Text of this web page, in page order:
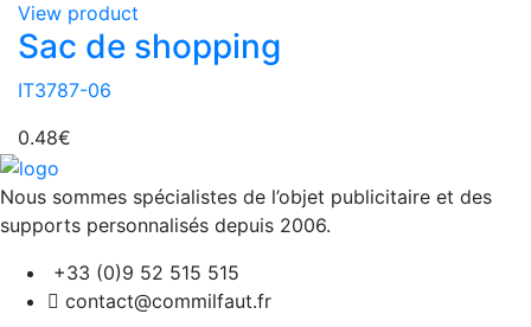
View product
Sac de shopping
IT3787-06
0.48€
Nous sommes spécialistes de l’objet publicitaire et des
supports personnalisés depuis 2006.
+33 (0)9 52 515 515
contact@commilfaut.fr